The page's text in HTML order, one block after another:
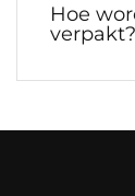
Hoe
verpakt?